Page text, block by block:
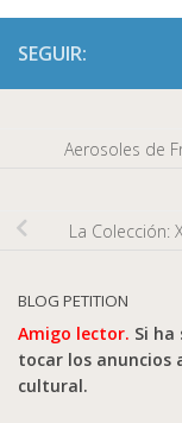
SEGUIR:
Aerosoles de
La Colección:
BLOG PETITION
Amigo lector. Si
tocar los anuncios
cultural.